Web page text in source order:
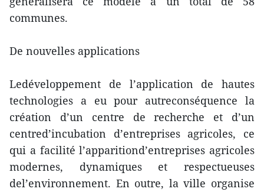
communes.
De nouvelles applications
Ledéveloppement de l’application de hautes
technologies a eu pour autreconséquence la
création d’un centre de recherche et d’un
centred’incubation d’entreprises agricoles, ce
qui a facilité l’apparitiond’entreprises agricoles
modernes, dynamiques et respectueuses
del’environnement. En outre, la ville organise